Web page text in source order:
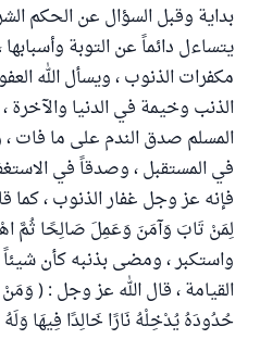
بداية وقبل السؤال عن الحكم
يتساءل دائماً عن التوبة
مكفرات الذنوب ، ويسأل الله
الذنب وخيمة في الدنيا
المسلم صدق الندم على ما فات ،
في المستقبل ، وصدقاً في
فإنه عز وجل غفار الذنوب ، كما
واستكبر ، ومضى بذنبه كأن
القيامة ، قال الله عز وجل : (
حُدُودَهُ يُدْخِلْهُ نَارًا خَالِدًا فِيهَا